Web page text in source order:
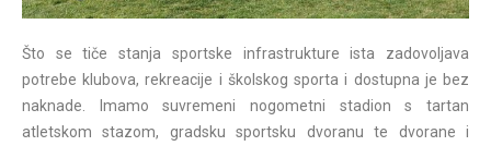
Što se tiče stanja sportske infrastrukture ista zadovoljava
potrebe klubova, rekreacije i školskog sporta i dostupna je bez
naknade. Imamo suvremeni nogometni stadion s tartan
atletskom stazom, gradsku sportsku dvoranu te dvorane i